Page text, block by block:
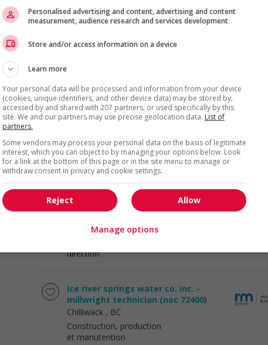
et manutention
Associe de lequipe de nuit
Vente, achat et service à
la clientèle
Kelowna, BC
(198 km)
Vente, achat et service à
la clientèle
Chilliwack, BC
direction
Ice river springs water co. inc. -
millwright technician (noc 72400)
Chilliwack , BC
Construction, production
et manutention
Personalised advertising and content, advertising and content
measurement, audience research and services development
Store and/or access information on a device
Learn more
Your personal data will be processed and information from your device
(cookies, unique identifiers, and other device data) may be stored by,
accessed by and shared with 207 partners, or used specifically by this
site. We and our partners may use precise geolocation data. List of
partners.
Some vendors may process your personal data on the basis of legitimate
interest, which you can object to by managing your options below. Look
for a link at the bottom of this page or in the site menu to manage or
withdraw consent in privacy and cookie settings.
Allow
Reject
Manage options